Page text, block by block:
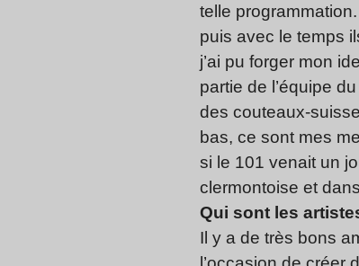
telle
puis avec le temps
j’ai pu forger mon
partie de l’équipe
des couteaux-
bas, ce sont mes
si le 101 venait un
clermontoise et
Qui sont les
Il y a de très bons